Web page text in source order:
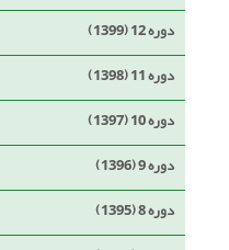
دوره 12 (1399)
دوره 11 (1398)
دوره 10 (1397)
دوره 9 (1396)
دوره 8 (1395)